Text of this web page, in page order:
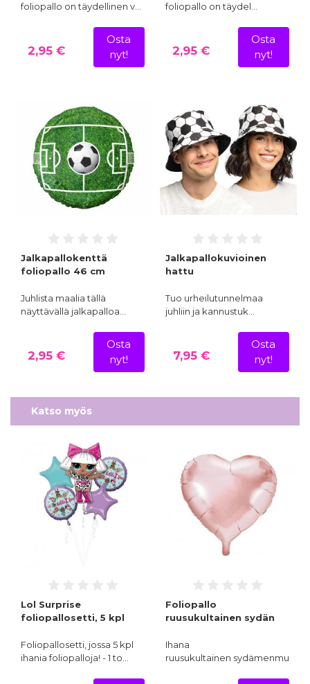
foliopallo on täydellinen v…
2,95 €
Osta
nyt!
foliopallo on täydel…
2,95 €
Osta
nyt!
Jalkapallokenttä
foliopallo 46 cm
Juhlista maalia tällä
näyttävällä jalkapalloa…
2,95 €
Osta
nyt!
Jalkapallokuvioinen
hattu
Tuo urheilutunnelmaa
juhliin ja kannustuk…
7,95 €
Osta
nyt!
Katso myös
Lol Surprise
foliopallosetti, 5 kpl
Foliopallosetti, jossa 5 kpl
ihania foliopalloja! - 1 to…
Foliopallo
ruusukultainen sydän
Ihana
ruusukultainen